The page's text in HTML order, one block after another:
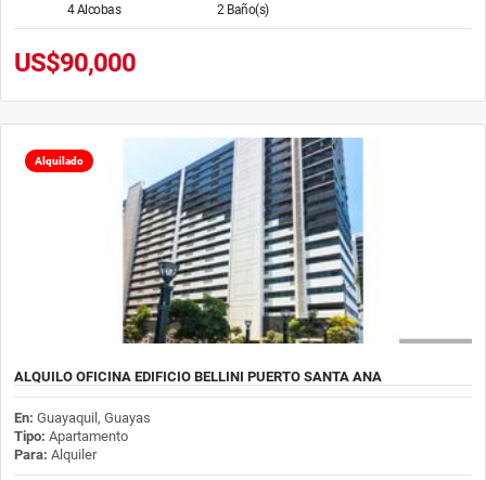
4 Alcobas 2 Baño(s)
US$90,000
Alquilado
ALQUILO OFICINA EDIFICIO BELLINI PUERTO SANTA ANA
En: Guayaquil, Guayas
Tipo: Apartamento
Para: Alquiler